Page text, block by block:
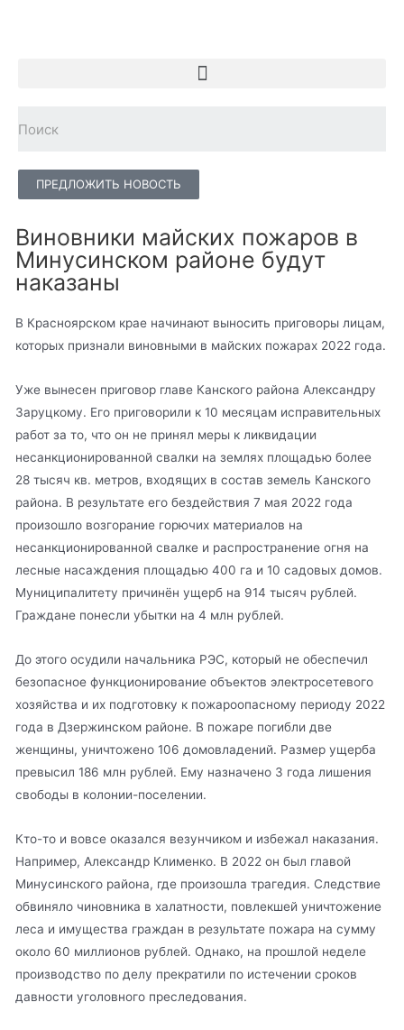
ПРЕДЛОЖИТЬ НОВОСТЬ
Виновники майских пожаров в
Минусинском районе будут
наказаны
В Красноярском крае начинают выносить приговоры лицам,
которых признали виновными в майских пожарах 2022 года.
Уже вынесен приговор главе Канского района Александру
Заруцкому. Его приговорили к 10 месяцам исправительных
работ за то, что он не принял меры к ликвидации
несанкционированной свалки на землях площадью более
28 тысяч кв. метров, входящих в состав земель Канского
района. В результате его бездействия 7 мая 2022 года
произошло возгорание горючих материалов на
несанкционированной свалке и распространение огня на
лесные насаждения площадью 400 га и 10 садовых домов.
Муниципалитету причинён ущерб на 914 тысяч рублей.
Граждане понесли убытки на 4 млн рублей.
До этого осудили начальника РЭС, который не обеспечил
безопасное функционирование объектов электросетевого
хозяйства и их подготовку к пожароопасному периоду 2022
года в Дзержинском районе. В пожаре погибли две
женщины, уничтожено 106 домовладений. Размер ущерба
превысил 186 млн рублей. Ему назначено 3 года лишения
свободы в колонии-поселении.
Кто-то и вовсе оказался везунчиком и избежал наказания.
Например, Александр Клименко. В 2022 он был главой
Минусинского района, где произошла трагедия. Следствие
обвиняло чиновника в халатности, повлекшей уничтожение
леса и имущества граждан в результате пожара на сумму
около 60 миллионов рублей. Однако, на прошлой неделе
производство по делу прекратили по истечении сроков
давности уголовного преследования.